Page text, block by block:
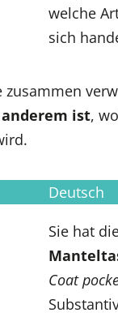
welche
sich
ist,
Deutsch
Sie hat
Coat